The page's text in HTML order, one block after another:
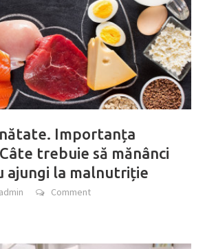
Importanța
trebuie să mănânci
ajungi la malnutriție
admin Comment